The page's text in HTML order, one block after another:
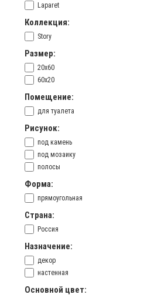
Laparet
Коллекция:
Story
Размер:
20x60
60x20
Помещение:
для туалета
Рисунок:
под камень
под мозаику
полосы
Форма:
прямоугольная
Страна:
Россия
Назначение:
декор
настенная
Основной цвет: